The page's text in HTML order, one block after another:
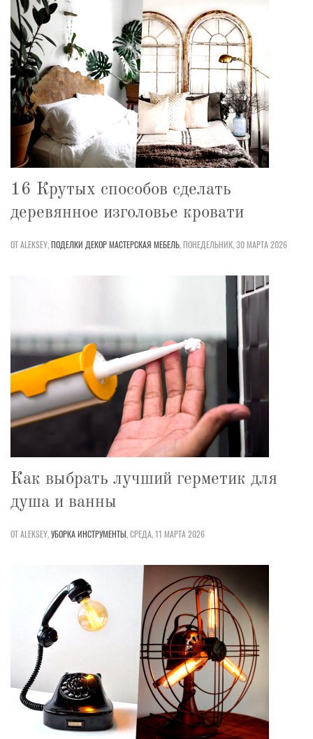
16 Крутых способов сделать
деревянное изголовье кровати
ОТ ALEKSEY,ПОДЕЛКИ ДЕКОРМАСТЕРСКАЯ МЕБЕЛЬ,ПОНЕДЕЛЬНИК, 30 МАРТА 2026
Как выбрать лучший герметик для
душа и ванны
ОТ ALEKSEY,УБОРКАИНСТРУМЕНТЫ,СРЕДА, 11 МАРТА 2026